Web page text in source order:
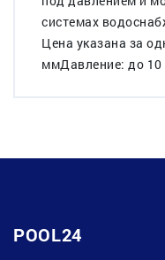
системах
Цена указана за
ммДавление: до 10
POOL24